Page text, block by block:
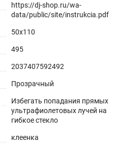
https://dj-shop.ru/wa-
data/public/site/instrukcia.pdf
50x110
495
2037407592492
Прозрачный
Избегать попадания прямых
ультрафиолетовых лучей на
гибкое стекло
клеенка